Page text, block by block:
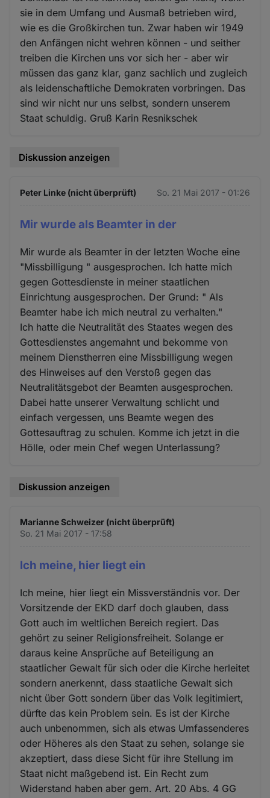
sie in dem Umfang und Ausmaß betrieben wird,
wie es die Großkirchen tun. Zwar haben wir 1949
den Anfängen nicht wehren können - und seither
treiben die Kirchen uns vor sich her - aber wir
müssen das ganz klar, ganz sachlich und zugleich
als leidenschaftliche Demokraten vorbringen. Das
sind wir nicht nur uns selbst, sondern unserem
Staat schuldig. Gruß Karin Resnikschek
Diskussion anzeigen
Peter Linke (nicht überprüft) So. 21 Mai 2017 - 01:26
Mir wurde als Beamter in der
Mir wurde als Beamter in der letzten Woche eine
"Missbilligung " ausgesprochen. Ich hatte mich
gegen Gottesdienste in meiner staatlichen
Einrichtung ausgesprochen. Der Grund: " Als
Beamter habe ich mich neutral zu verhalten."
Ich hatte die Neutralität des Staates wegen des
Gottesdienstes angemahnt und bekomme von
meinem Dienstherren eine Missbilligung wegen
des Hinweises auf den Verstoß gegen das
Neutralitätsgebot der Beamten ausgesprochen.
Dabei hatte unserer Verwaltung schlicht und
einfach vergessen, uns Beamte wegen des
Gottesauftrag zu schulen. Komme ich jetzt in die
Hölle, oder mein Chef wegen Unterlassung?
Diskussion anzeigen
Marianne Schweizer (nicht überprüft)
So. 21 Mai 2017 - 17:58
Ich meine, hier liegt ein
Ich meine, hier liegt ein Missverständnis vor. Der
Vorsitzende der EKD darf doch glauben, dass
Gott auch im weltlichen Bereich regiert. Das
gehört zu seiner Religionsfreiheit. Solange er
daraus keine Ansprüche auf Beteiligung an
staatlicher Gewalt für sich oder die Kirche herleitet
sondern anerkennt, dass staatliche Gewalt sich
nicht über Gott sondern über das Volk legitimiert,
dürfte das kein Problem sein. Es ist der Kirche
auch unbenommen, sich als etwas Umfassenderes
oder Höheres als den Staat zu sehen, solange sie
akzeptiert, dass diese Sicht für ihre Stellung im
Staat nicht maßgebend ist. Ein Recht zum
Widerstand haben aber gem. Art. 20 Abs. 4 GG